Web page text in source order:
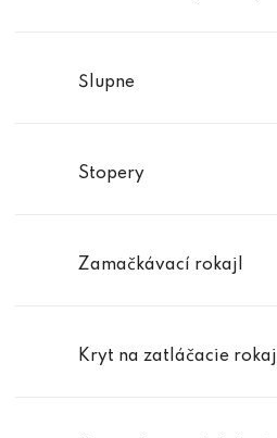
Šlupne
Stopery
Zamačkávací rokajl
Kryt na zatláčacie rokajl